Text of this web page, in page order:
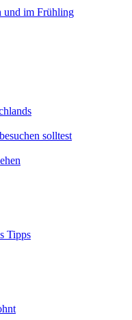
und im Frühling
solltest
Tipps